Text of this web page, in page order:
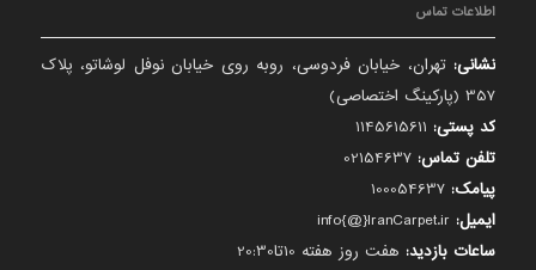
اطلاعات تماس
نشانی: تهران، خیابان فردوسی، روبه روی خیابان نوفل لوشاتو، پلاک
357 (پارکینگ اختصاصی)
کد پستی:
تلفن تماس:
پیامک:
ایمیل:
ساعات بازدید: هفت روز هفته 10تا20:30